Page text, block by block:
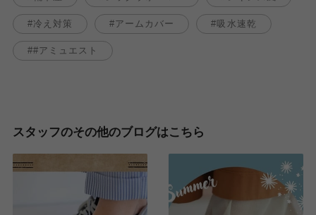
冷え対策 アームカバー 吸水速乾
#アミュエスト
スタッフのその他のブログはこちら